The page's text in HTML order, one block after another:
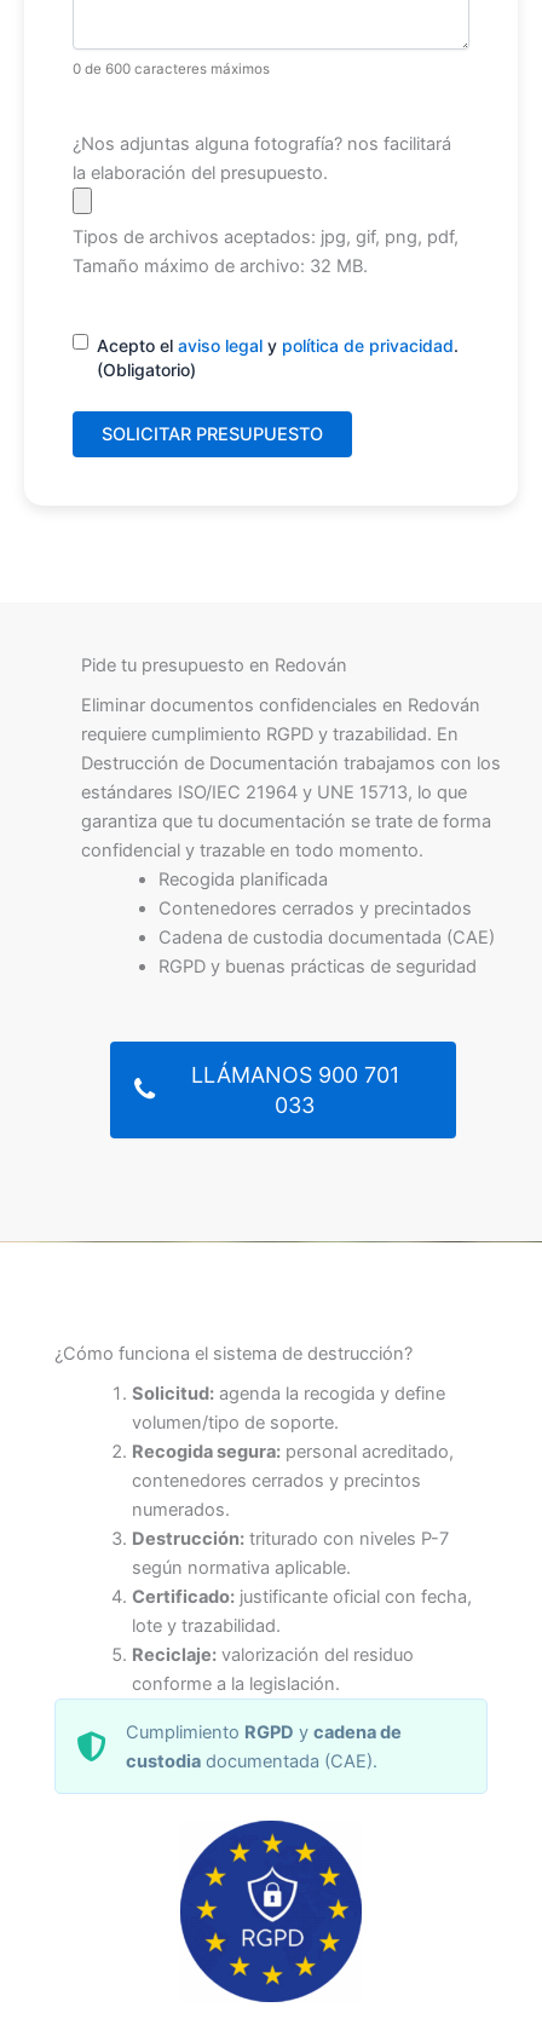
0 de 600 caracteres máximos
Archivo
¿Nos adjuntas alguna fotografía? nos facilitará
la elaboración del presupuesto.
Tipos de archivos aceptados: jpg, gif, png, pdf,
Tamaño máximo de archivo: 32 MB.
Consentimiento(Obligatorio)
Acepto el aviso legal y política de privacidad.
(Obligatorio)
Pide tu presupuesto en Redován
Eliminar documentos confidenciales en Redován
requiere cumplimiento RGPD y trazabilidad. En
Destrucción de Documentación trabajamos con los
estándares ISO/IEC 21964 y UNE 15713, lo que
garantiza que tu documentación se trate de forma
confidencial y trazable en todo momento.
Recogida planificada
Contenedores cerrados y precintados
Cadena de custodia documentada (CAE)
RGPD y buenas prácticas de seguridad
LLÁMANOS 900 701
033
¿Cómo funciona el sistema de destrucción?
Solicitud:agenda la recogida y define
volumen/tipo de soporte.
Recogida segura:personal acreditado,
contenedores cerrados y precintos
numerados.
Destrucción:triturado con niveles P-7
según normativa aplicable.
Certificado:justificante oficial con fecha,
lote y trazabilidad.
Reciclaje:valorización del residuo
conforme a la legislación.
Cumplimiento RGPD ycadena de
custodia documentada (CAE).